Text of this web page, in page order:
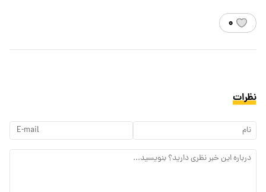
۰
نظرات